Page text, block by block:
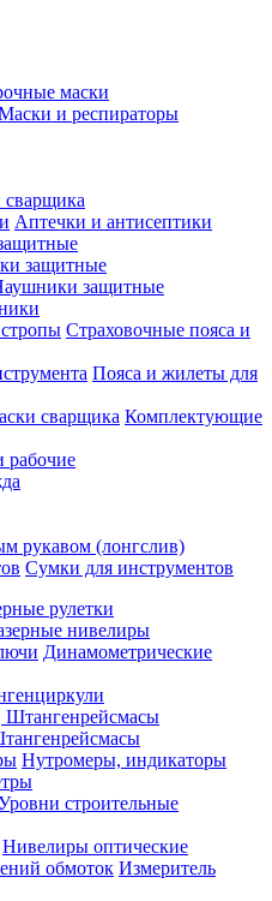
маски
и респираторы
сварщика
Аптечки и антисептики
защитные
защитные
Страховочные пояса и
Пояса и жилеты для
Комплектующие
рукавом (лонгслив)
Сумки для инструментов
рулетки
нивелиры
Динамометрические
Нутромеры, индикаторы
строительные
Нивелиры оптические
Измеритель